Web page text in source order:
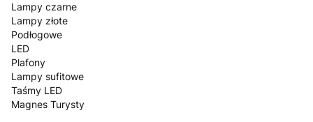
Lampy czarne
Lampy złote
Podłogowe
LED
Plafony
Lampy sufitowe
Taśmy LED
Magnes Turysty